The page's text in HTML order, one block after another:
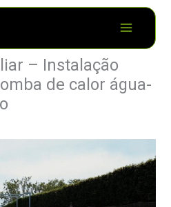
– Instalação
de calor água-